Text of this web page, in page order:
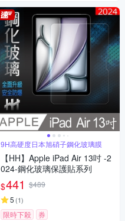
9H高硬度日本旭硝子鋼化玻璃膜
【HH】Apple iPad Air 13吋 -2
024-鋼化玻璃保護貼系列
$441 $489
5 (1)
限時下殺 券